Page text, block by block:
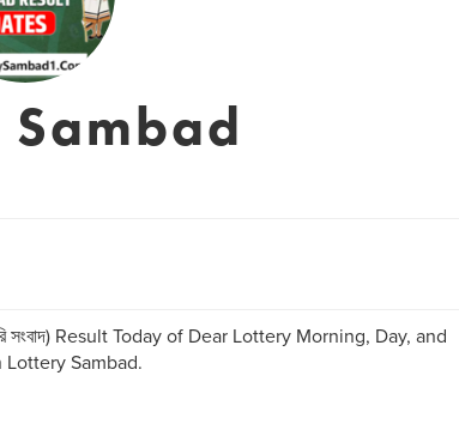
সংবাদ) Result Today of Dear Lottery Morning, Day, and
Sambad.